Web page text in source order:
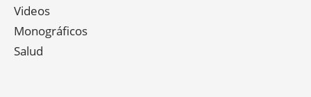
Videos
Monográficos
Salud